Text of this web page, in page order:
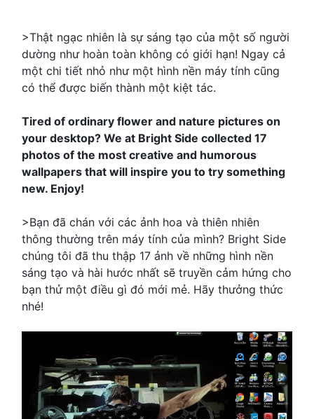
>Thật ngạc nhiên là sự sáng tạo của một số người
dường như hoàn toàn không có giới hạn! Ngay cả
một chi tiết nhỏ như một hình nền máy tính cũng
có thể được biến thành một kiệt tác.
Tired of ordinary flower and nature pictures on
your desktop? We at Bright Side collected 17
photos of the most creative and humorous
wallpapers that will inspire you to try something
new. Enjoy!
>Bạn đã chán với các ảnh hoa và thiên nhiên
thông thường trên máy tính của mình? Bright Side
chúng tôi đã thu thập 17 ảnh về những hình nền
sáng tạo và hài hước nhất sẽ truyền cảm hứng cho
bạn thử một điều gì đó mới mẻ. Hãy thưởng thức
nhé!